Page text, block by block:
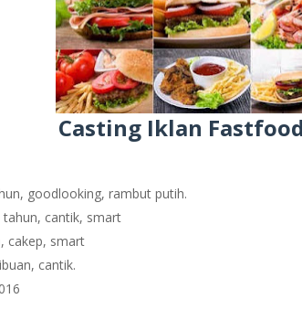
Casting Iklan
goodlooking, rambut putih.
tahun, cantik, smart
cakep, smart
cantik.